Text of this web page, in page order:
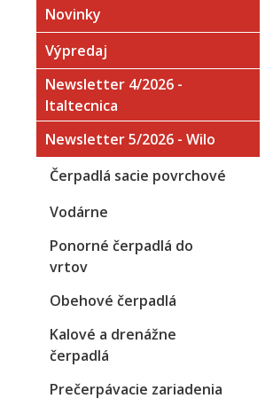
Novinky
Výpredaj
Newsletter 4/2026 -
Italtecnica
Newsletter 5/2026 - Wilo
Čerpadlá sacie povrchové
Vodárne
Ponorné čerpadlá do
vrtov
Obehové čerpadlá
Kalové a drenážne
čerpadlá
Prečerpávacie zariadenia